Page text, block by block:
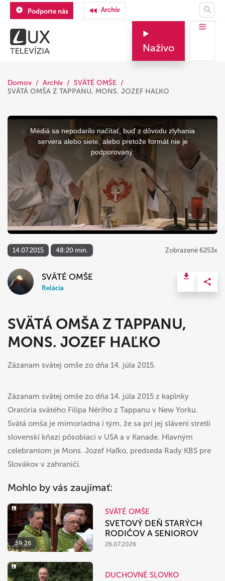
Podporte nás Archív
Naživo
Domov Archív
SVÄTÉ OMŠE
SVÄTÁ OMŠA Z TAPPANU, MONS. JOZEF HAĽKO
This
window.
Médiá sa nepodarilo načítať, buď z dôvodu zlyhania
servera alebo siete, alebo pretože formát nie je
podporovaný.
14.07.2015 48:20 min. Zobrazené 6253x
SVÄTÉ OMŠE
Relácia
SVÄTÁ OMŠA Z TAPPANU,
MONS. JOZEF HAĽKO
Zázanam svätej omše zo dňa 14. júla 2015.
Zázanam svätej omše zo dňa 14. júla 2015 z kaplnky
Oratória svätého Filipa Nériho z Tappanu v New Yorku.
Svätá omša je mimoriadna i tým, že sa pri jej slávení stretli
slovenskí kňazi pôsobiaci v USA a v Kanade. Hlavným
celebrantom je Mons. Jozef Haľko, predseda Rady KBS pre
Slovákov v zahraničí.
Mohlo by vás zaujímať:
59:26
SVÄTÉ OMŠE
SVETOVÝ DEŇ STARÝCH
RODIČOV A SENIOROV
26.07.2026
DUCHOVNÉ SLOVKO